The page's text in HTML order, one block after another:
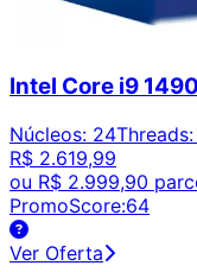
Intel Core i9
Núcleos: 24Threads:
R$ 2.619,99
ou R$ 2.999,90
PromoScore:64
Ver Oferta